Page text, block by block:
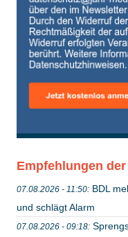
Empfehlungen
07.08.2026 - 11:50: BDL
und schlägt Alarm
07.08.2026 - 09:18: